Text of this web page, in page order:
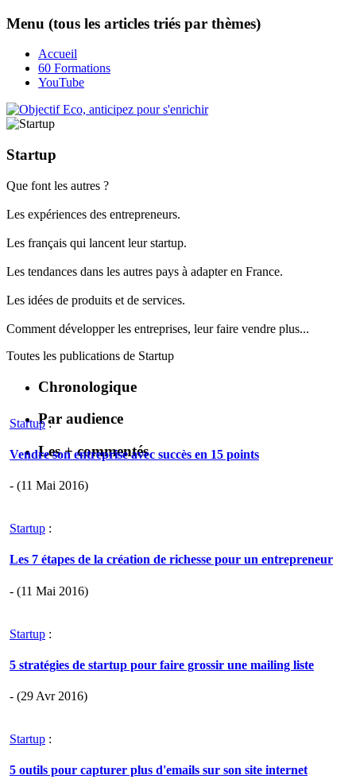
Menu (tous les articles triés par thèmes)
Accueil
60 Formations
YouTube
Startup
Que font les autres ?
Les expériences des entrepreneurs.
Les français qui lancent leur startup.
Les tendances dans les autres pays à adapter en France.
Les idées de produits et de services.
Comment développer les entreprises, leur faire vendre plus...
Toutes les publications de Startup
Chronologique
Par audience
Les + commentés
Startup:
Vendre son entreprise avec succès en 15 points
- (11 Mai 2016)
Startup :
Les 7 étapes de la création de richesse pour un entrepreneur
- (11 Mai 2016)
Startup :
5 stratégies de startup pour faire grossir une mailing liste
- (29 Avr 2016)
Startup :
5 outils pour capturer plus d'emails sur son site internet